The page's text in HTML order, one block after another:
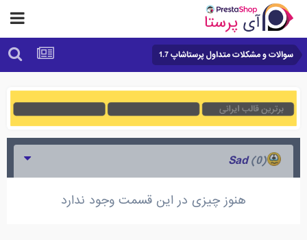
سوالات و مشکلات متداول پرستاشاپ 1.7
Sad
(0)
هنوز چیزی در این قسمت وجود ندارد